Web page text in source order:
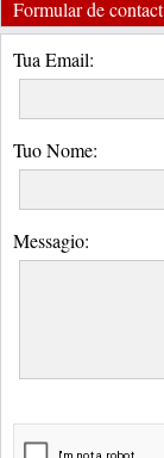
Formular de contact
Tua Email:
Tuo Nome:
Messagio: